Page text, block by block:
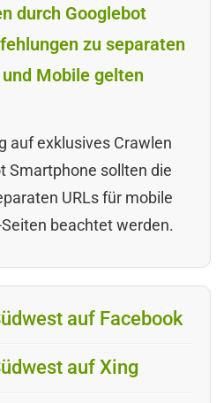
durch Googlebot
zu separaten
Mobile gelten
auf exklusives Crawlen
Smartphone sollten die
URLs für mobile
beachtet werden.
auf Facebook
auf Xing